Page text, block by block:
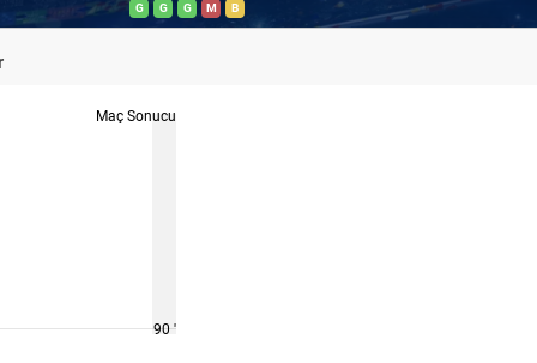
G G G M B
Maç Sonucu
90 '